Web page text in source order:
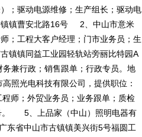
；驱动电源维修；生产组长；驱动电
镇镇曹安北路16号 2、中山市意米
；工程大客户经理；门市业务员；生
镇镇同益工业园轻轨站旁丽比特园A
兼行政；销售跟单；行政专员。地
光电科技有限公司，提供职位：
师；外贸业务员；业务跟单；质检
。 5、上品家（中山）照明电器有
东省中山市古镇镇美兴街5号福圆工